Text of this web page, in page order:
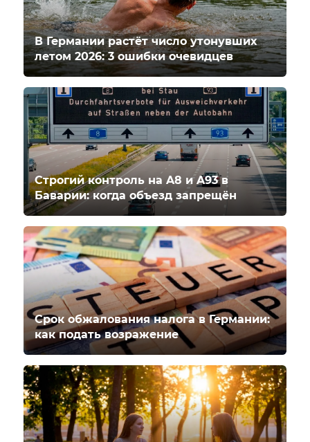
В Германии растёт число утонувших
летом 2026: 3 ошибки очевидцев
Строгий контроль на A8 и A93 в
Баварии: когда объезд запрещён
Срок обжалования налога в Германии:
как подать возражение